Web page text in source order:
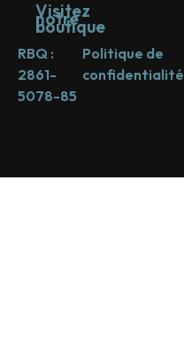
Visitez
notre
boutique
RBQ :
2861-
5078-85
Politique de
confidentialité